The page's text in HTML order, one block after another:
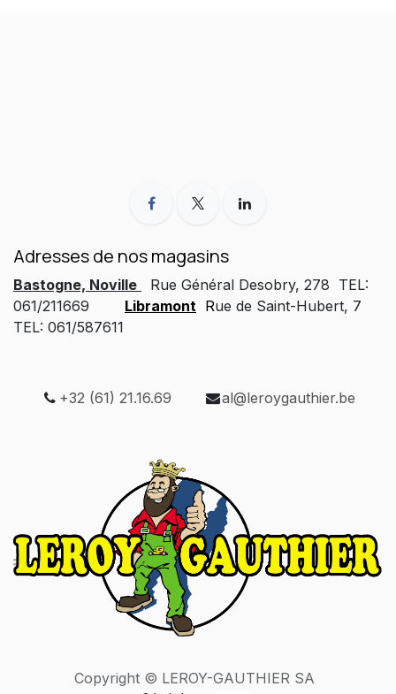
Adresses de nos magasins
Bastogne, Noville
Rue Général Desobry, 278 TEL:
061/211669
Libramont Rue de Saint-Hubert, 7
TEL: 061/587611
+32 (61) 21.16.69 al@leroygauthier.be
Copyright © LEROY-GAUTHIER SA